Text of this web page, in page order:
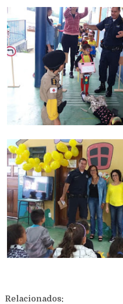
Relacionados: